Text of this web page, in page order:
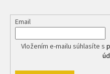
Email
Vložením e-mailu súhlasíte s